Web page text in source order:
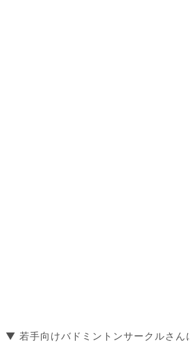
▼ 若手向けバドミントンサークルさん